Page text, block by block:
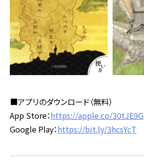
■アプリのダウンロード（無料）
App Store：https://apple.co/30tJE9G
Google Play：https://bit.ly/3hcsYcT